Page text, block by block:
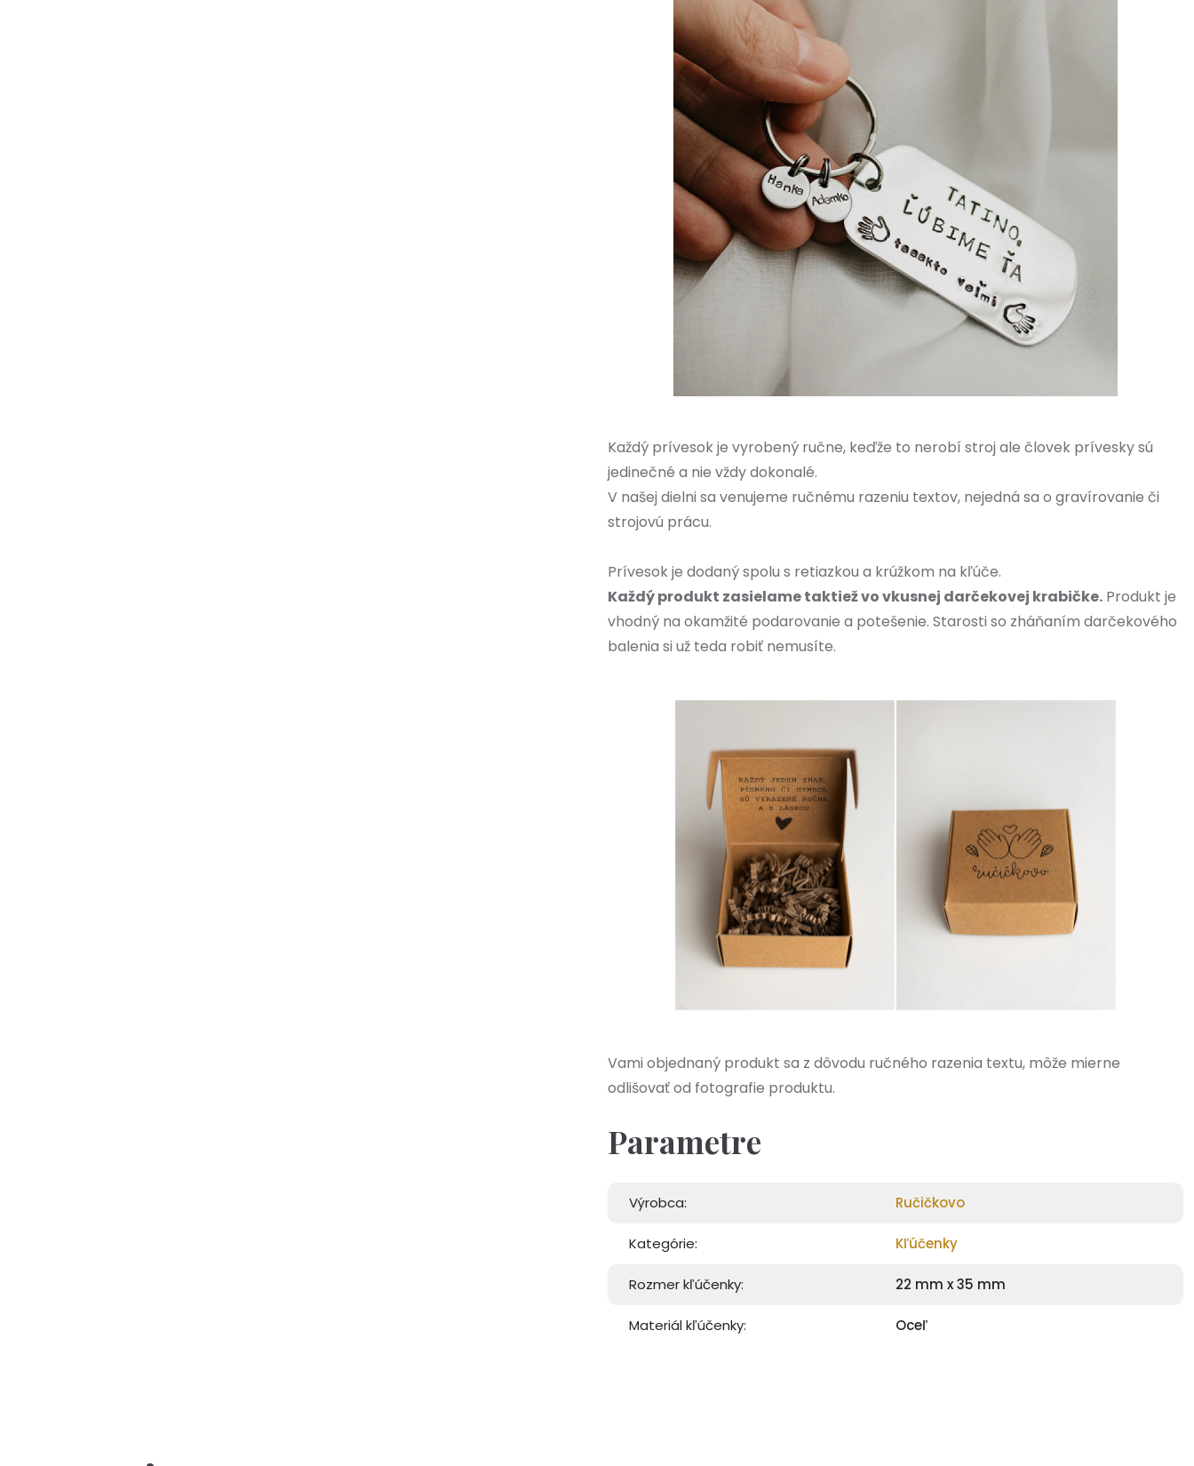
Každý prívesok je vyrobený ručne, keďže to nerobí stroj ale človek prívesky sú
jedinečné a nie vždy dokonalé.
V našej dielni sa venujeme ručnému razeniu textov, nejedná sa o gravírovanie či
strojovú prácu.
Prívesok je dodaný spolu s retiazkou a krúžkom na kľúče.
Každý produkt zasielame taktiež vo vkusnej darčekovej krabičke. Produkt je
vhodný na okamžité podarovanie a potešenie. Starosti so zháňaním darčekového
balenia si už teda robiť nemusíte.
Vami objednaný produkt sa z dôvodu ručného razenia textu, môže mierne
odlišovať od fotografie produktu.
Parametre
Výrobca: Ručičkovo
Kategórie: Kľúčenky
Rozmer kľúčenky: 22 mm x 35 mm
Materiál kľúčenky: Oceľ